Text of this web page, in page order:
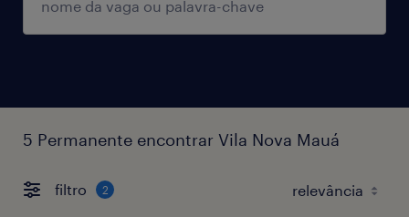
5 Permanente encontrar Vila Nova Mauá
filtro 2